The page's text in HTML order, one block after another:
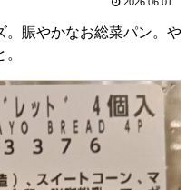
。賑やかなお総菜パン。や